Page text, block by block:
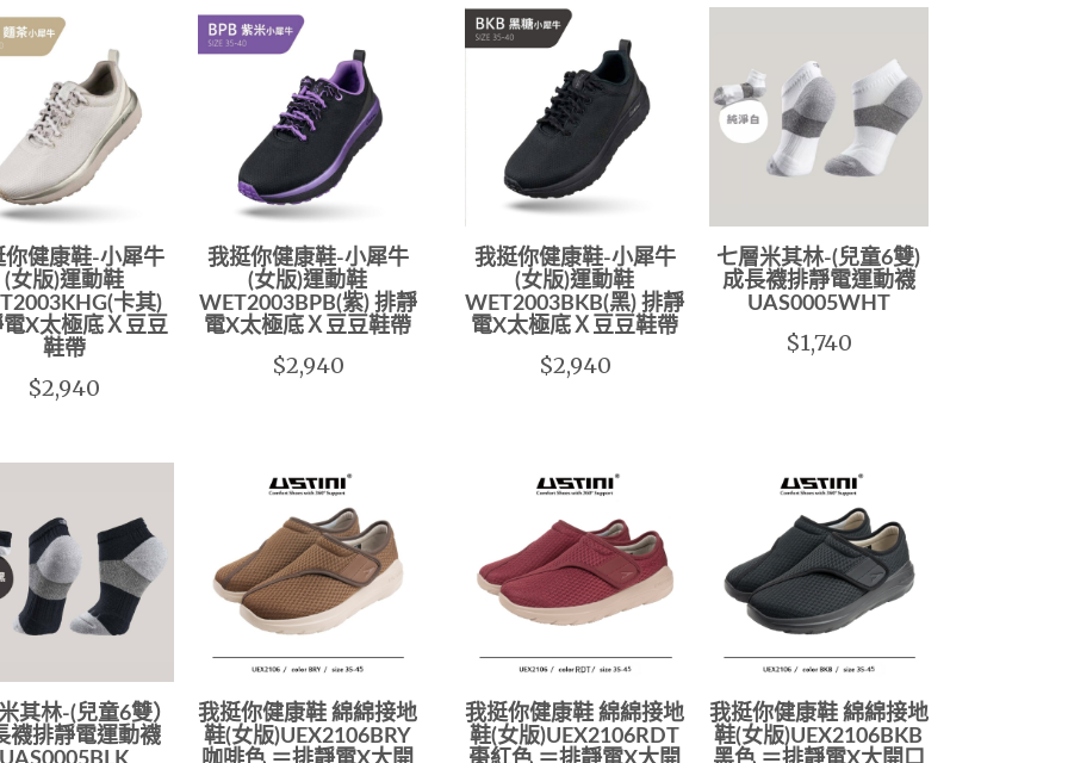
你健康鞋-小犀牛
(女版)運動鞋
卡其)
X太極底Ｘ豆豆
鞋帶
$2,940
我挺你健康鞋-小犀牛
(女版)運動鞋
WET2003BPB(紫) 排靜
電X太極底Ｘ豆豆鞋帶
$2,940
我挺你健康鞋-小犀牛
(女版)運動鞋
WET2003BKB(黑) 排靜
電X太極底Ｘ豆豆鞋帶
$2,940
七層米其林-(兒童6雙)
成長襪排靜電運動襪
UAS0005WHT
$1,740
其林-(兒童6雙）
襪排靜電運動襪
我挺你健康鞋 綿綿接地
鞋(女版)UEX2106BRY
我挺你健康鞋 綿綿接地
鞋(女版)UEX2106RDT
我挺你健康鞋 綿綿接地
鞋(女版)UEX2106BKB